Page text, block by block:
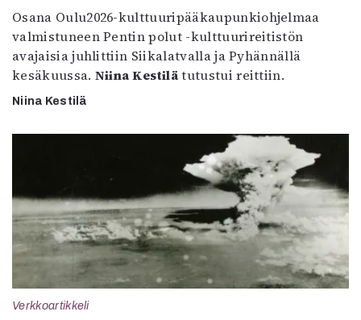
Osana Oulu2026-kulttuuripääkaupunkiohjelmaa
valmistuneen Pentin polut -kulttuurireitistön
avajaisia juhlittiin Siikalatvalla ja Pyhännällä
kesäkuussa. Niina Kestilätutustui reittiin.
Niina Kestilä
Verkkoartikkeli